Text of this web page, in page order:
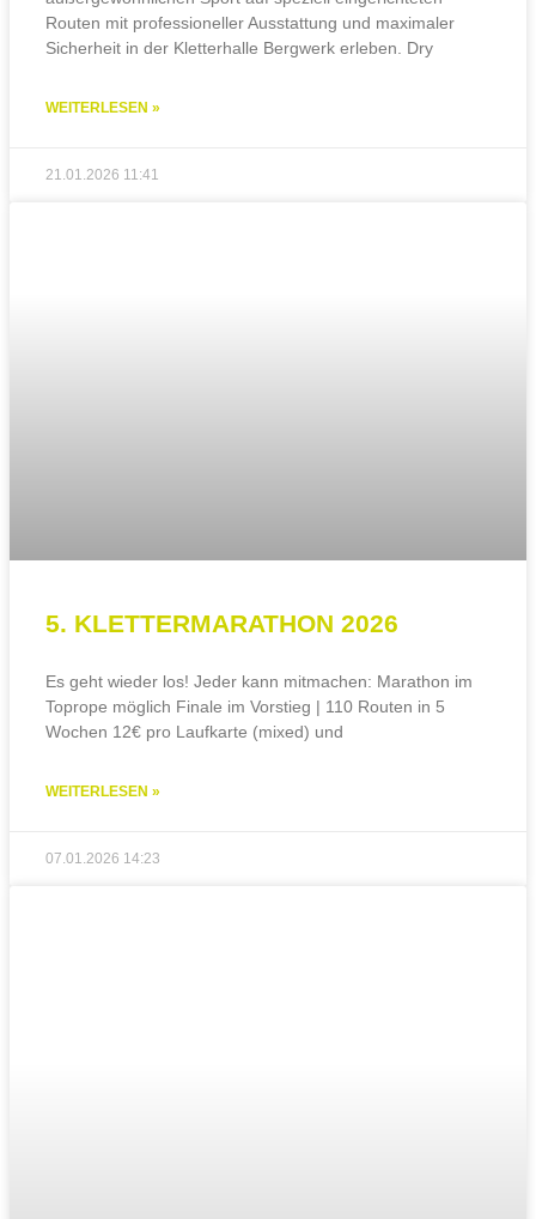
Routen mit professioneller Ausstattung und maximaler
Sicherheit in der Kletterhalle Bergwerk erleben. Dry
WEITERLESEN »
21.01.2026 11:41
5. KLETTERMARATHON 2026
Es geht wieder los! Jeder kann mitmachen: Marathon im
Toprope möglich Finale im Vorstieg | 110 Routen in 5
Wochen 12€ pro Laufkarte (mixed) und
WEITERLESEN »
07.01.2026 14:23